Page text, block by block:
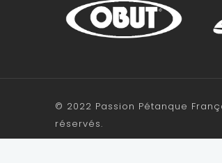
© 2022 Passion Pétanque
réservés.